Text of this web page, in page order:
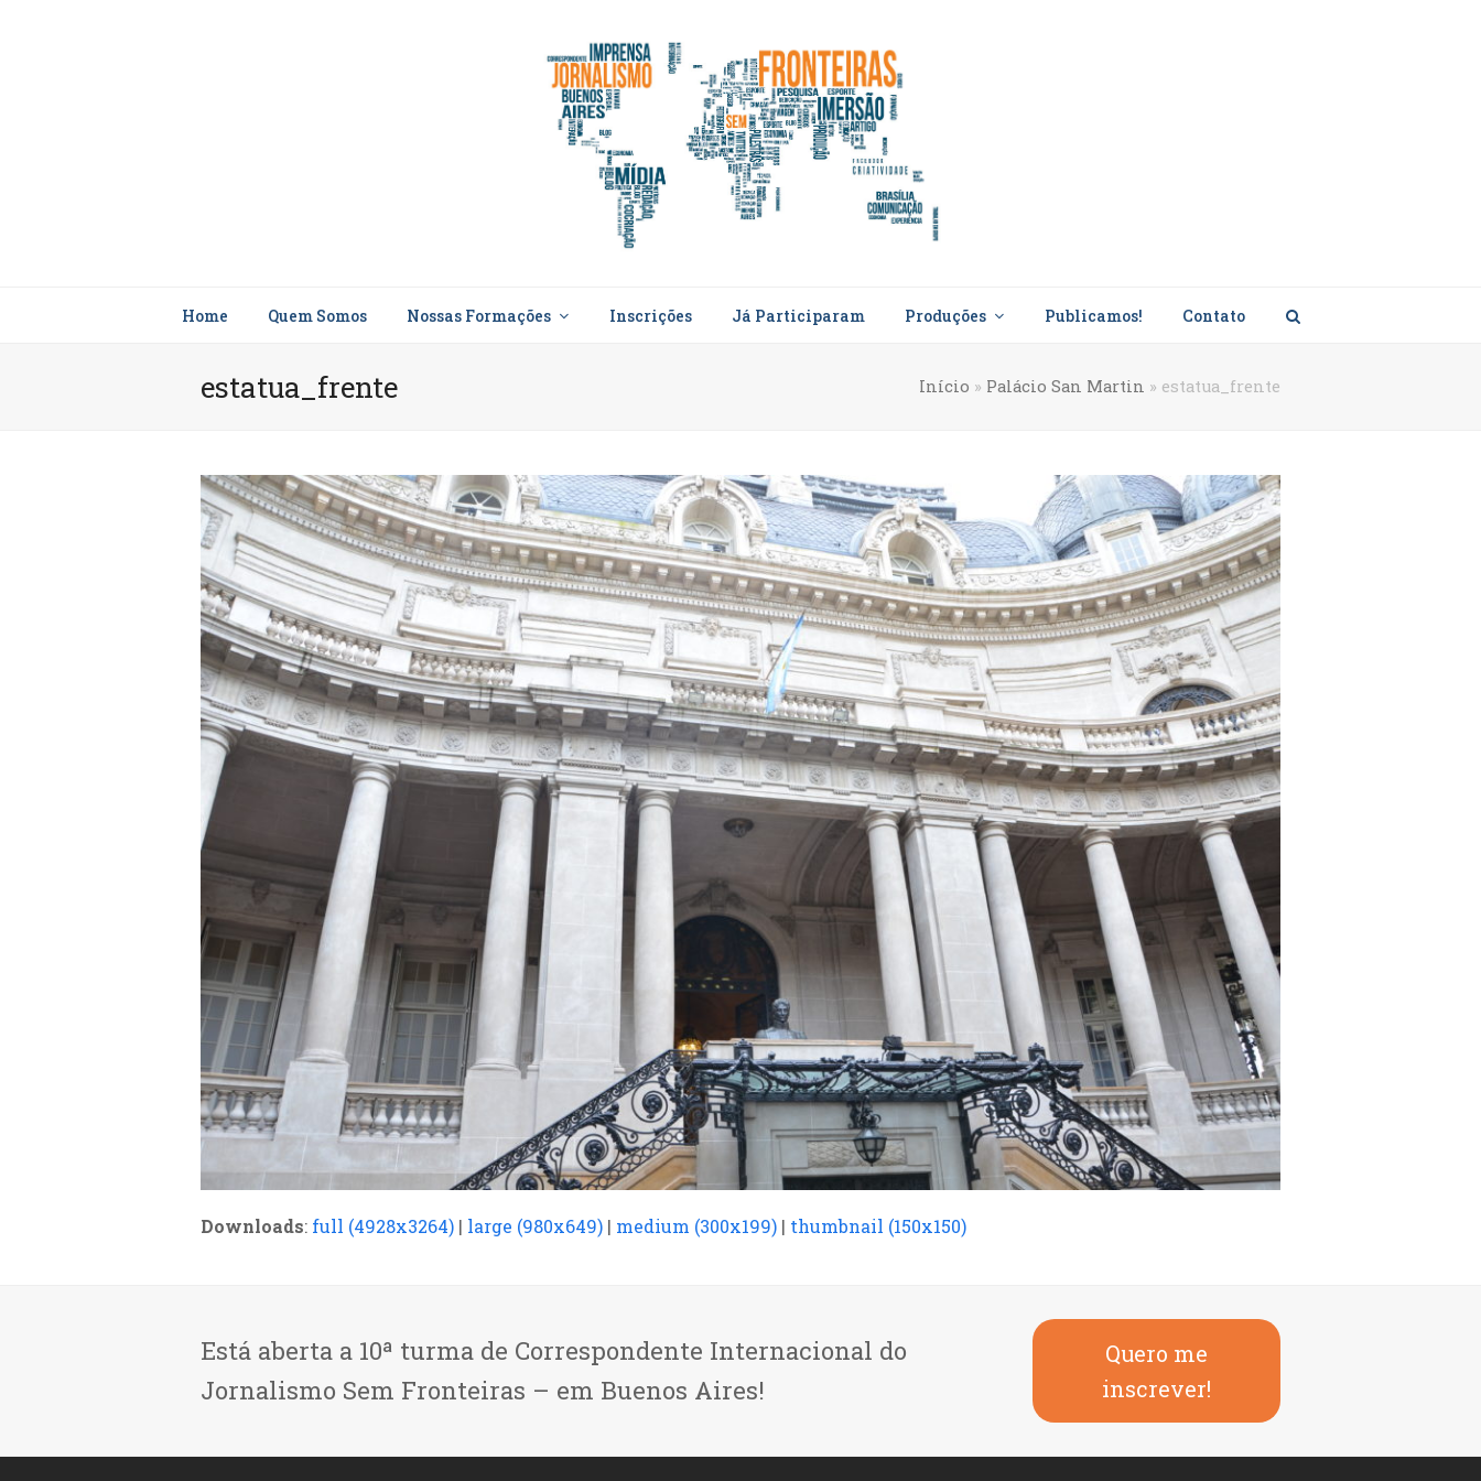
Home Quem Somos Nossas Formações Inscrições Já Participaram Produções Publicamos! Contato
estatua_frente Início » Palácio San Martin » estatua_frente
Downloads: full (4928x3264) | large (980x649) | medium (300x199) | thumbnail (150x150)
Está aberta a 10ª turma de Correspondente Internacional do
Jornalismo Sem Fronteiras – em Buenos Aires!
Quero me
inscrever!